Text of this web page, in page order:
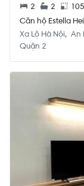
2 2
Căn hộ Estella
Xa Lộ Hà Nội An
Quận 2